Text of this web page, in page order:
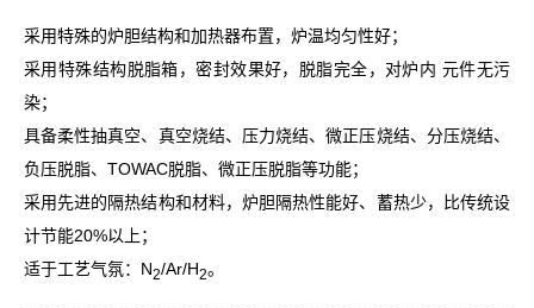
采用特殊的炉胆结构和加热器布置，炉温均匀性好；
采用特殊结构脱脂箱，密封效果好，脱脂完全，对炉内 元件无污
染；
具备柔性抽真空、真空烧结、压力烧结、微正压烧结、分压烧结、
负压脱脂、TOWAC脱脂、微正压脱脂等功能；
采用先进的隔热结构和材料，炉胆隔热性能好、蓄热少，比传统设
计节能20%以上；
适于工艺气氛：N2/Ar/H2。